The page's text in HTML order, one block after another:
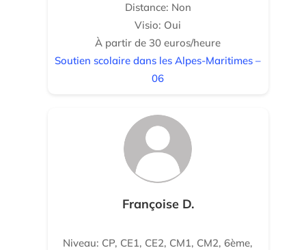
Distance: Non
Visio: Oui
À partir de 30 euros/heure
Soutien scolaire dans les Alpes-Maritimes –
06
Françoise D.
Niveau: CP, CE1, CE2, CM1, CM2, 6ème,